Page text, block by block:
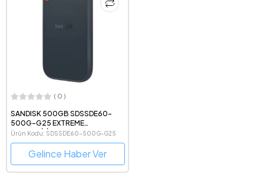
( 0 )
SANDISK 500GB SDSSDE60-
500G-G25 EXTREME
TAŞINABİLİR SSD
Ürün Kodu: SDSSDE60-500G-G25
Gelince Haber Ver